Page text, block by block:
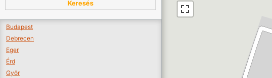
Keresés
Budapest
Debrecen
Eger
Érd
Győr